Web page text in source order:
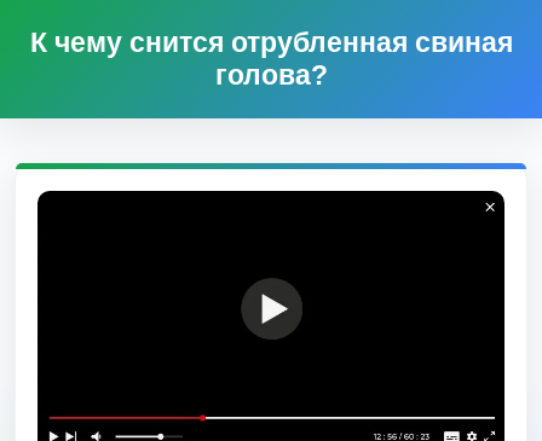
К чему снится отрубленная свиная
голова?